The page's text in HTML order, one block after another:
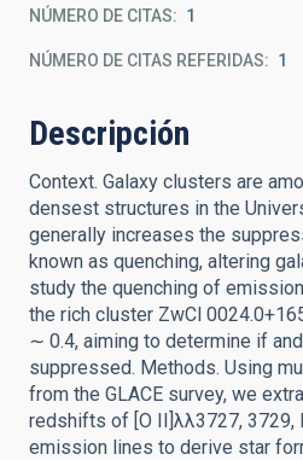
NÚMERO DE CITAS 1
NÚMERO DE CITAS REFERIDAS 1
Descripción
Context. Galaxy clusters are
densest structures in the
generally increases the
known as quenching, altering
study the quenching of
the rich cluster ZwCl
∼ 0.4, aiming to determine if
suppressed. Methods. Using
from the GLACE survey, we
redshifts of [O II]λλ3727, 3729,
emission lines to derive star